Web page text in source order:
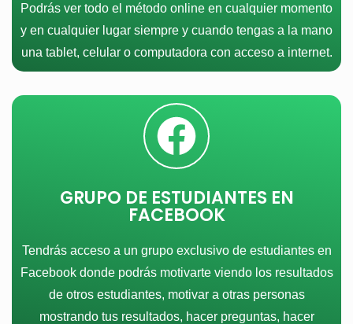
Podrás ver todo el método online en cualquier momento
y en cualquier lugar siempre y cuando tengas a la mano
una tablet, celular o computadora con acceso a internet.
GRUPO DE ESTUDIANTES EN
FACEBOOK
Tendrás acceso a un grupo exclusivo de estudiantes en
Facebook donde podrás motivarte viendo los resultados
de otros estudiantes, motivar a otras personas
mostrando tus resultados, hacer preguntas, hacer